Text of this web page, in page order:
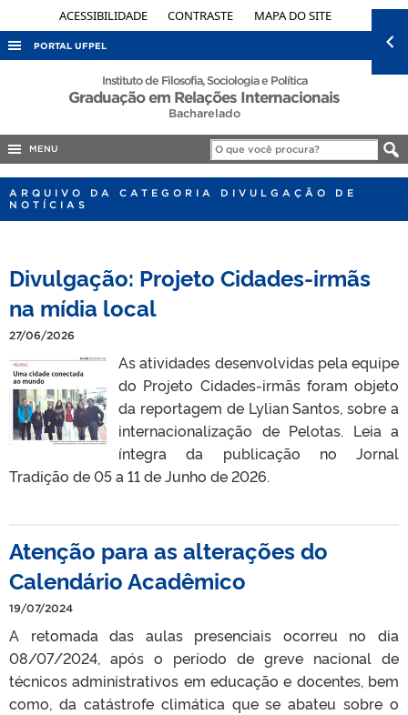
ACESSIBILIDADE CONTRASTE MAPA DO SITE
PORTAL UFPEL
ACESSO À INFORMAÇÃO
EDITAIS
PORTARIAS
Instituto de Filosofia, Sociologia e Política
Graduação em Relações Internacionais
Bacharelado
MENU
ARQUIVO DA CATEGORIA DIVULGAÇÃO DE
NOTÍCIAS
Divulgação: Projeto Cidades-irmãs
na mídia local
27/06/2026
As atividades desenvolvidas pela equipe
do Projeto Cidades-irmãs foram objeto
da reportagem de Lylian Santos, sobre a
internacionalização de Pelotas. Leia a
íntegra da publicação no Jornal
Tradição de 05 a 11 de Junho de 2026.
Atenção para as alterações do
Calendário Acadêmico
19/07/2024
A retomada das aulas presenciais ocorreu no dia
08/07/2024, após o período de greve nacional de
técnicos administrativos em educação e docentes, bem
como, da catástrofe climática que se abateu sobre o